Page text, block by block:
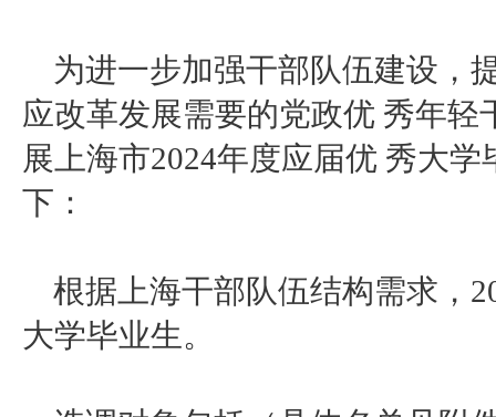
为进一步加强干部队伍建设，
应改革发展需要的党政优 秀年
展上海市2024年度应届优 秀大
下：
根据上海干部队伍结构需求，
大学毕业生。